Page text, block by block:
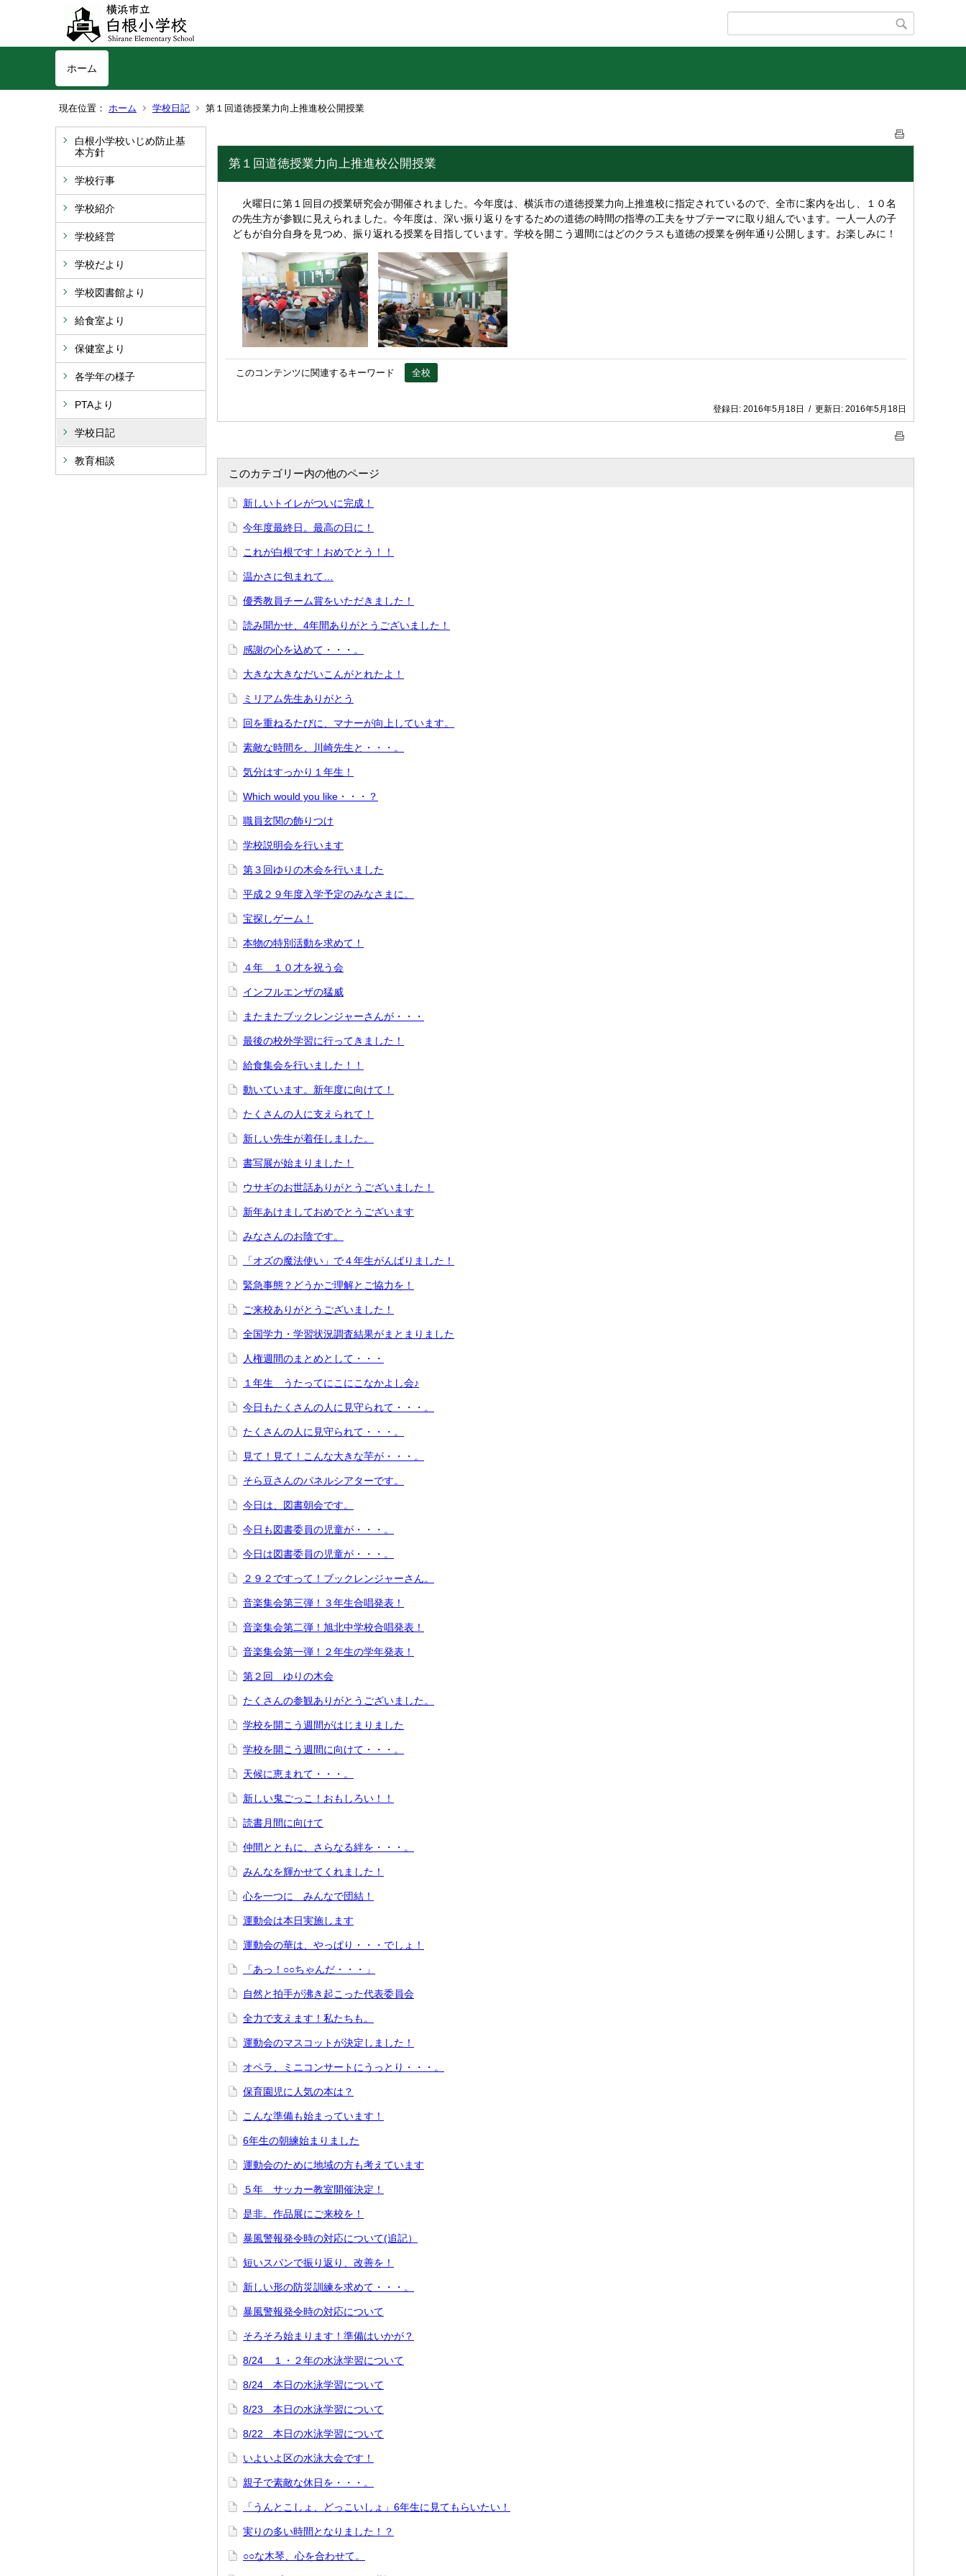
ホーム
現在位置： ホーム 学校日記 第１回道徳授業力向上推進校公開授業
白根小学校いじめ防止基
本方針
学校行事
学校紹介
学校経営
学校だより
学校図書館より
給食室より
保健室より
各学年の様子
PTAより
学校日記
教育相談
第１回道徳授業力向上推進校公開授業
火曜日に第１回目の授業研究会が開催されました。今年度は、横浜市の道徳授業力向上推進校に指定されているので、全市に案内を出し、１０名
の先生方が参観に見えられました。今年度は、深い振り返りをするための道徳の時間の指導の工夫をサブテーマに取り組んでいます。一人一人の子
どもが自分自身を見つめ、振り返れる授業を目指しています。学校を開こう週間にはどのクラスも道徳の授業を例年通り公開します。お楽しみに！
このコンテンツに関連するキーワード 全校
登録日: 2016年5月18日 / 更新日: 2016年5月18日
このカテゴリー内の他のページ
新しいトイレがついに完成！
今年度最終日。最高の日に！
これが白根です！おめでとう！！
温かさに包まれて…
優秀教員チーム賞をいただきました！
読み聞かせ、4年間ありがとうございました！
感謝の心を込めて・・・。
大きな大きなだいこんがとれたよ！
ミリアム先生ありがとう
回を重ねるたびに、マナーが向上しています。
素敵な時間を、川崎先生と・・・。
気分はすっかり１年生！
Which would you like・・・？
職員玄関の飾りつけ
学校説明会を行います
第３回ゆりの木会を行いました
平成２９年度入学予定のみなさまに。
宝探しゲーム！
本物の特別活動を求めて！
４年 １０才を祝う会
インフルエンザの猛威
またまたブックレンジャーさんが・・・
最後の校外学習に行ってきました！
給食集会を行いました！！
動いています。新年度に向けて！
たくさんの人に支えられて！
新しい先生が着任しました。
書写展が始まりました！
ウサギのお世話ありがとうございました！
新年あけましておめでとうございます
みなさんのお陰です。
「オズの魔法使い」で４年生がんばりました！
緊急事態？どうかご理解とご協力を！
ご来校ありがとうございました！
全国学力・学習状況調査結果がまとまりました
人権週間のまとめとして・・・
１年生 うたってにこにこなかよし会♪
今日もたくさんの人に見守られて・・・。
たくさんの人に見守られて・・・。
見て！見て！こんな大きな芋が・・・。
そら豆さんのパネルシアターです。
今日は、図書朝会です。
今日も図書委員の児童が・・・。
今日は図書委員の児童が・・・。
２９２ですって！ブックレンジャーさん。
音楽集会第三弾！３年生合唱発表！
音楽集会第二弾！旭北中学校合唱発表！
音楽集会第一弾！２年生の学年発表！
第２回 ゆりの木会
たくさんの参観ありがとうございました。
学校を開こう週間がはじまりました
学校を開こう週間に向けて・・・。
天候に恵まれて・・・。
新しい鬼ごっこ！おもしろい！！
読書月間に向けて
仲間とともに、さらなる絆を・・・。
みんなを輝かせてくれました！
心を一つに みんなで団結！
運動会は本日実施します
運動会の華は、やっぱり・・・でしょ！
「あっ！○○ちゃんだ・・・」
自然と拍手が沸き起こった代表委員会
全力で支えます！私たちも。
運動会のマスコットが決定しました！
オペラ、ミニコンサートにうっとり・・・。
保育園児に人気の本は？
こんな準備も始まっています！
6年生の朝練始まりました
運動会のために地域の方も考えています
５年 サッカー教室開催決定！
是非。作品展にご来校を！
暴風警報発令時の対応について(追記）
短いスパンで振り返り、改善を！
新しい形の防災訓練を求めて・・・。
暴風警報発令時の対応について
そろそろ始まります！準備はいかが？
8/24 １・２年の水泳学習について
8/24 本日の水泳学習について
8/23 本日の水泳学習について
8/22 本日の水泳学習について
いよいよ区の水泳大会です！
親子で素敵な休日を・・・。
「うんとこしょ、どっこいしょ」6年生に見てもらいたい！
実りの多い時間となりました！？
○○な木琴、心を合わせて。